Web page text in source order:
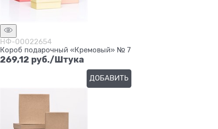
НФ-00022654
Короб подарочный «Кремовый» № 7
269,12 руб./Штука
ДОБАВИТЬ